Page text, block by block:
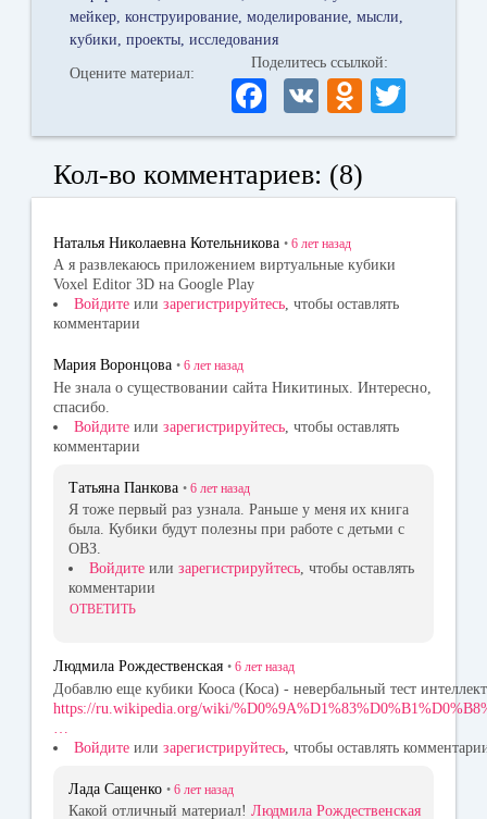
мейкер конструирование моделирование мысли
кубики
проекты исследования
Оцените материал:
Поделитесь ссылкой:
Fa
ce
bo
ok
V
K
O
dn
la
ni
ki
wi
r
Кол-во комментариев: (8)
Наталья Николаевна Котельникова • 6 лет назад
А я развлекаюсь приложением виртуальныe кубики
Voxel Editor 3D на Google Play
Войдите или зарегистрируйтесь, чтобы оставлять
комментарии
Мария Воронцова • 6 лет назад
Не знала о существовании сайта Никитиных. Интересно,
спасибо.
Войдите или зарегистрируйтесь , чтобы оставлять
комментарии
Татьяна Панкова • 6 лет назад
Я тоже первый раз узнала. Раньше у меня их книга
была. Кубики будут полезны при работе с детьми с
ОВЗ.
Войдите или зарегистрируйтесь, чтобы оставлять
комментарии
ОТВЕТИТЬ
Людмила Рождественская • 6 лет назад
Добавлю еще кубики Кооса (Коса) - невербальный тест
https://ru.wikipedia.org/wiki/
Войдите или зарегистрируйтесь , чтобы оставлять
Лада Сащенко • 6 лет назад
Какой отличный материал! Людмила Рождественская